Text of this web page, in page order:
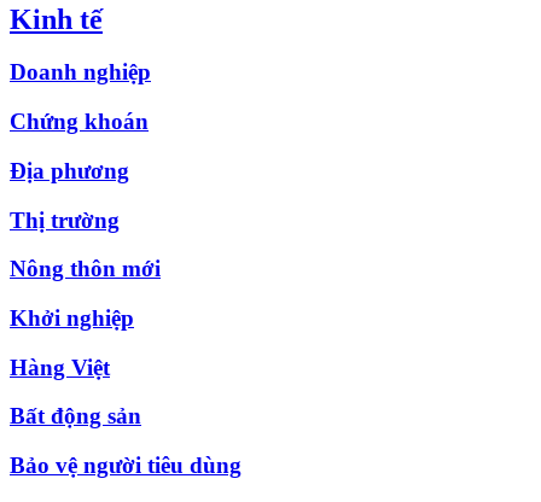
Kinh tế
Doanh nghiệp
Chứng khoán
Địa phương
Thị trường
Nông thôn mới
Khởi nghiệp
Hàng Việt
Bất động sản
Bảo vệ người tiêu dùng